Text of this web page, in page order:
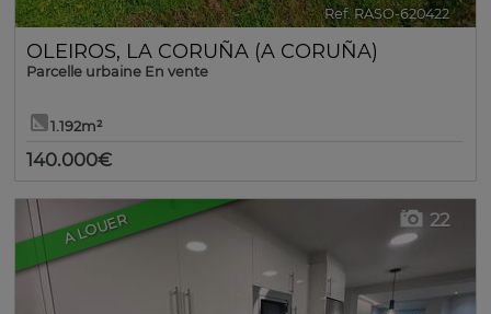
Ref. RASO-620422 🔗
OLEIROS, LA CORUÑA (A CORUÑA)
Parcelle urbaine En vente
1.192m²
140.000€
A LOUER 22